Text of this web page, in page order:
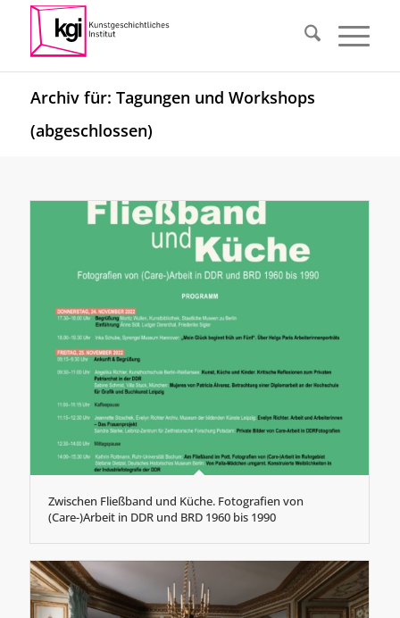
Archiv für: Tagungen und Workshops
(abgeschlossen)
Zwischen Fließband und Küche. Fotografien von
(Care-)Arbeit in DDR und BRD 1960 bis 1990